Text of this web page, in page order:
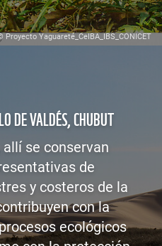
Proyecto Yaguareté_CeIBA_IBS_CONICET
DE VALDÉS, CHUBUT
allí se conservan
de
y costeros de la
con la
ecológicos